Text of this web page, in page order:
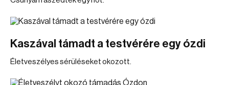
Kaszával támadt a testvérére egy ózdi
Életveszélyes sérüléseket okozott.